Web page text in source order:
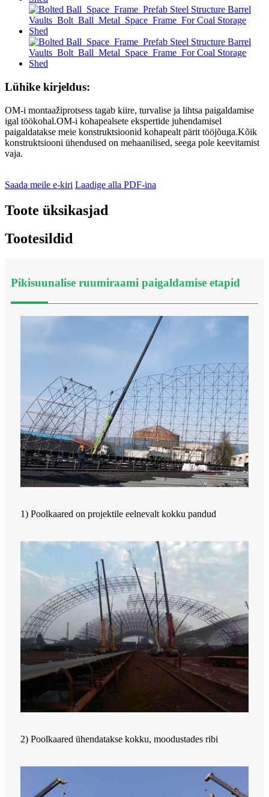
Lühike kirjeldus:
OM-i montaažiprotsess tagab kiire, turvalise ja lihtsa paigaldamise
igal töökohal.OM-i kohapealsete ekspertide juhendamisel
paigaldatakse meie konstruktsioonid kohapealt pärit tööjõuga.Kõik
konstruktsiooni ühendused on mehaanilised, seega pole keevitamist
vaja.
Saada meile e-kiri Laadige alla PDF-ina
Toote üksikasjad
Tootesildid
Pikisuunalise ruumiraami paigaldamise etapid
1) Poolkaared on projektile eelnevalt kokku pandud
2) Poolkaared ühendatakse kokku, moodustades ribi